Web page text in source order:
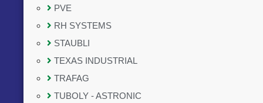
PVE
RH SYSTEMS
STAUBLI
TEXAS INDUSTRIAL
TRAFAG
TUBOLY - ASTRONIC